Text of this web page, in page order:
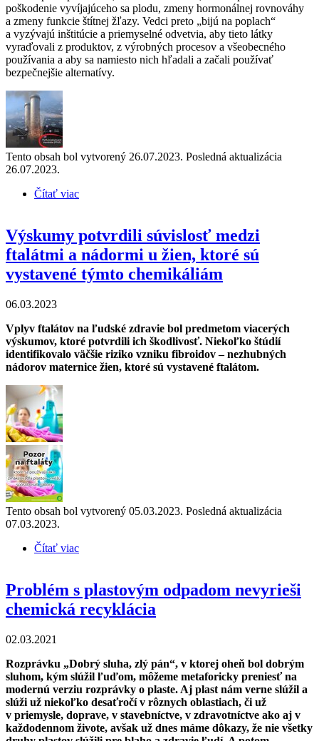
poškodenie vyvíjajúceho sa plodu, zmeny hormonálnej rovnováhy
a zmeny funkcie štítnej žľazy. Vedci preto „bijú na poplach“
a vyzývajú inštitúcie a priemyselné odvetvia, aby tieto látky
vyraďovali z produktov, z výrobných procesov a všeobecného
používania a aby sa namiesto nich hľadali a začali používať
bezpečnejšie alternatívy.
Tento obsah bol vytvorený 26.07.2023. Posledná aktualizácia
26.07.2023.
Čítať viac
Výskumy potvrdili súvislosť medzi
ftalátmi a nádormi u žien, ktoré sú
vystavené týmto chemikáliám
06.03.2023
Vplyv ftalátov na ľudské zdravie bol predmetom viacerých
výskumov, ktoré potvrdili ich škodlivosť. Niekoľko štúdií
identifikovalo väčšie riziko vzniku fibroidov – nezhubných
nádorov maternice žien, ktoré sú vystavené ftalátom.
Tento obsah bol vytvorený 05.03.2023. Posledná aktualizácia
07.03.2023.
Čítať viac
Problém s plastovým odpadom nevyrieši
chemická recyklácia
02.03.2021
Rozprávku „Dobrý sluha, zlý pán“, v ktorej oheň bol dobrým
sluhom, kým slúžil ľuďom, môžeme metaforicky preniesť na
modernú verziu rozprávky o plaste. Aj plast nám verne slúžil a
slúži už niekoľko desaťročí v rôznych oblastiach, či už
v priemysle, doprave, v stavebníctve, v zdravotníctve ako aj v
každodennom živote, avšak už dnes máme dôkazy, že nie všetky